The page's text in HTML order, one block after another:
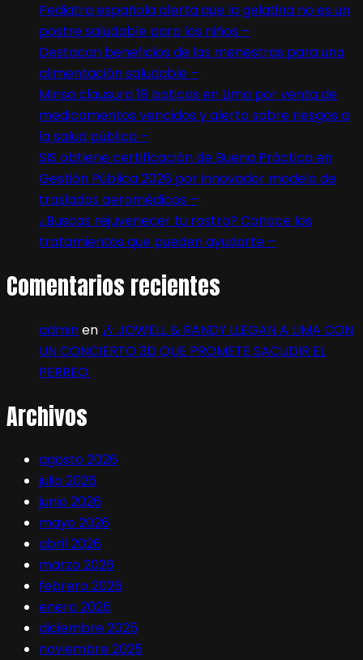
Pediatra española alerta que la gelatina no es un
postre saludable para los niños –
Destacan beneficios de las menestras para una
alimentación saludable –
Minsa clausura 18 boticas en Lima por venta de
medicamentos vencidos y alerta sobre riesgos a
la salud pública –
SIS obtiene certificación de Buena Práctica en
Gestión Pública 2026 por innovador modelo de
traslados aeromédicos –
¿Buscas rejuvenecer tu rostro? Conoce los
tratamientos que pueden ayudarte –
Comentarios recientes
adminen 🎶 JOWELL & RANDY LLEGAN A LIMA CON
UN CONCIERTO 3D QUE PROMETE SACUDIR EL
PERREO:
Archivos
agosto 2026
julio 2026
junio 2026
mayo 2026
abril 2026
marzo 2026
febrero 2026
enero 2026
diciembre 2025
noviembre 2025